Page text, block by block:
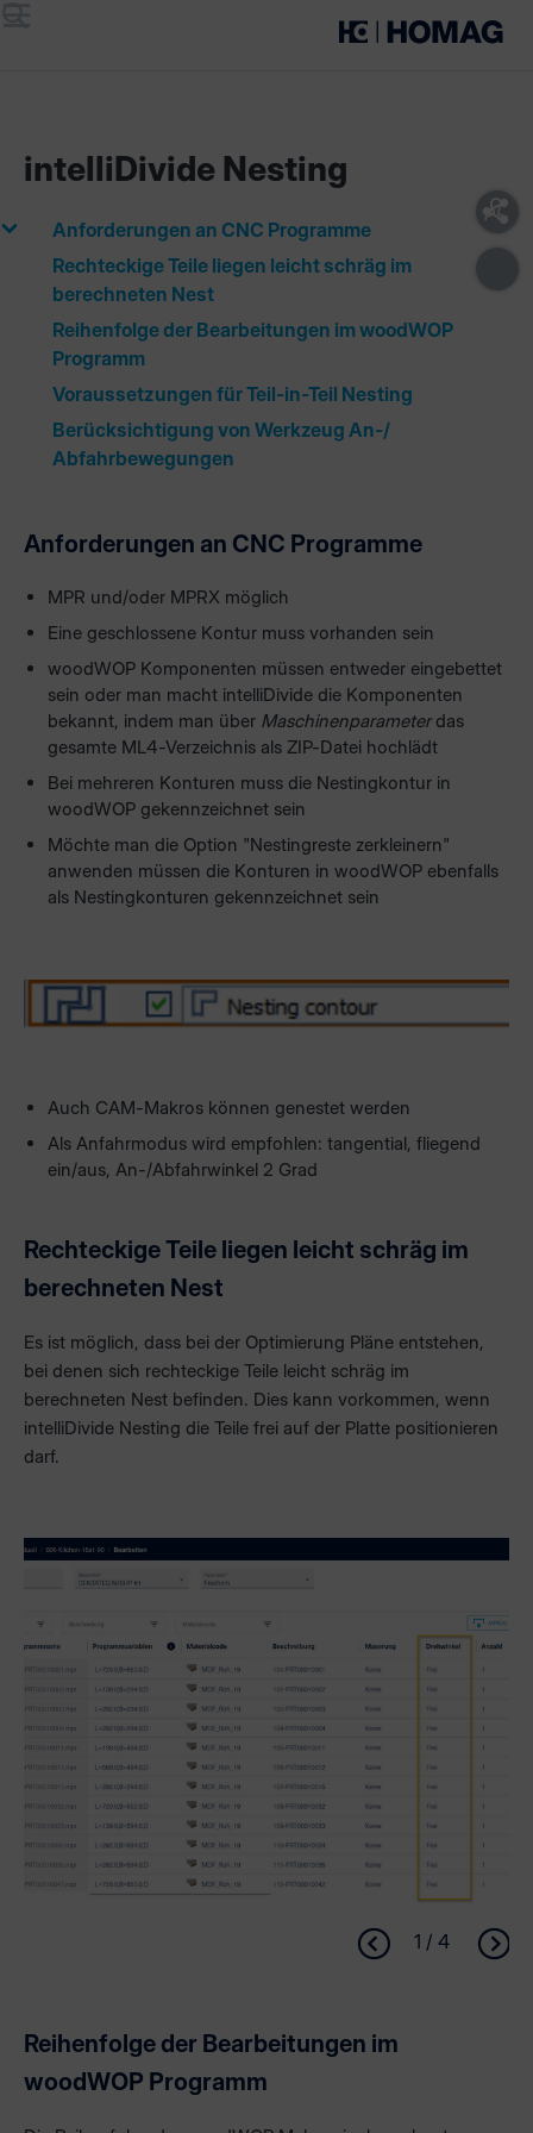
intelliDivide Nesting
Anforderungen an CNC Programme
Rechteckige Teile liegen leicht schräg im
berechneten Nest
Reihenfolge der Bearbeitungen im woodWOP
Programm
Voraussetzungen für Teil-in-Teil Nesting
Berücksichtigung von Werkzeug An-/
Abfahrbewegungen
Anforderungen an CNC Programme
MPR und/oder MPRX möglich
Eine geschlossene Kontur muss vorhanden sein
woodWOP Komponenten müssen entweder eingebettet
sein oder man macht intelliDivide die Komponenten
bekannt, indem man über Maschinenparameterdas
gesamte ML4-Verzeichnis als ZIP-Datei hochlädt
Bei mehreren Konturen muss die Nestingkontur in
woodWOP gekennzeichnet sein
Möchte man die Option "Nestingreste zerkleinern"
anwenden müssen die Konturen in woodWOP ebenfalls
als Nestingkonturen gekennzeichnet sein
Auch CAM-Makros können genestet werden
Als Anfahrmodus wird empfohlen: tangential, fliegend
ein/aus, An-/Abfahrwinkel 2 Grad
Rechteckige Teile liegen leicht schräg im
berechneten Nest
Es ist möglich, dass bei der Optimierung Pläne entstehen,
bei denen sich rechteckige Teile leicht schräg im
berechneten Nest befinden. Dies kann vorkommen, wenn
intelliDivide Nesting die Teile frei auf der Platte positionieren
darf.
1 / 4
Reihenfolge der Bearbeitungen im
woodWOP Programm